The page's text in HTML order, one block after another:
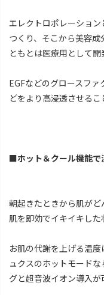
エレクトロポレーショ
つくり、そこから美容
ともとは医療用として開
EGFなどのグロースフ
どをより高浸透させるこ
■ホット＆クール機能で
朝起きたときから肌が
肌を即効でイキイキした
お肌の代謝を上げる温
ュクスのホットモード
グと超音波イオン導入が